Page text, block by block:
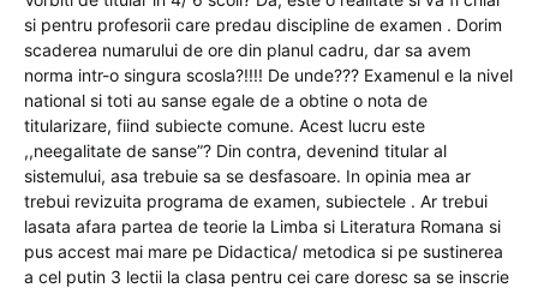
si pentru profesorii care predau discipline de examen . Dorim
scaderea numarului de ore din planul cadru, dar sa avem
norma intr-o singura scosla?!!!! De unde??? Examenul e la nivel
national si toti au sanse egale de a obtine o nota de
titularizare, fiind subiecte comune. Acest lucru este
,,neegalitate de sanse”? Din contra, devenind titular al
sistemului, asa trebuie sa se desfasoare. In opinia mea ar
trebui revizuita programa de examen, subiectele . Ar trebui
lasata afara partea de teorie la Limba si Literatura Romana si
pus accest mai mare pe Didactica/ metodica si pe sustinerea
a cel putin 3 lectii la clasa pentru cei care doresc sa se inscrie